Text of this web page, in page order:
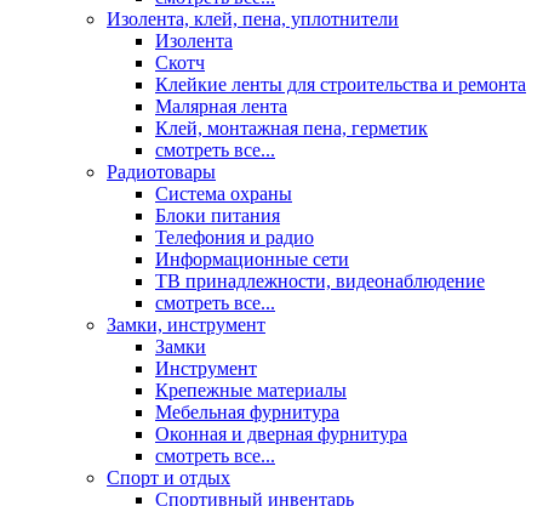
Изолента, клей, пена, уплотнители
Изолента
Скотч
Клейкие ленты для строительства и ремонта
Малярная лента
Клей, монтажная пена, герметик
смотреть все...
Радиотовары
Система охраны
Блоки питания
Телефония и радио
Информационные сети
ТВ принадлежности, видеонаблюдение
смотреть все...
Замки, инструмент
Замки
Инструмент
Крепежные материалы
Мебельная фурнитура
Оконная и дверная фурнитура
смотреть все...
Спорт и отдых
Спортивный инвентарь